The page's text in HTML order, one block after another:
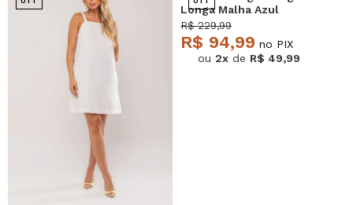
Longa Malha Azul
Salvatore
R$ 229,99
R$ 94,99 no PIX
ou 2x de R$ 49,99